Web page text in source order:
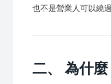
也不是營業人可以繞
二、 為什